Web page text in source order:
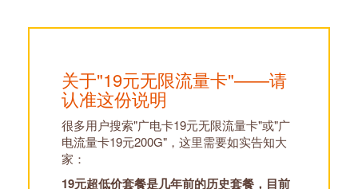
关于"19元无限流量卡"——请
认准这份说明
很多用户搜索"广电卡19元无限流量卡"或"广
电流量卡19元200G"，这里需要如实告知大
家：
19元超低价套餐是几年前的历史套餐，目前